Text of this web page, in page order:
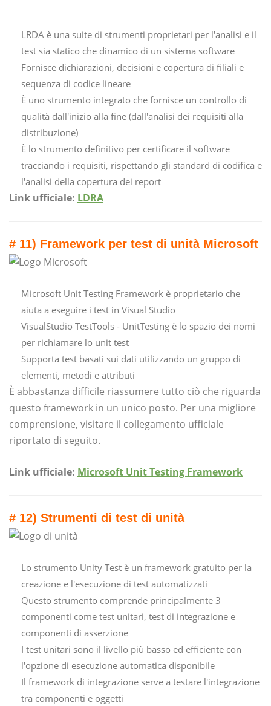
LRDA è una suite di strumenti proprietari per l'analisi e il
test sia statico che dinamico di un sistema software
Fornisce dichiarazioni, decisioni e copertura di filiali e
sequenza di codice lineare
È uno strumento integrato che fornisce un controllo di
qualità dall'inizio alla fine (dall'analisi dei requisiti alla
distribuzione)
È lo strumento definitivo per certificare il software
tracciando i requisiti, rispettando gli standard di codifica e
l'analisi della copertura dei report
Link ufficiale: LDRA
# 11) Framework per test di unità Microsoft
Microsoft Unit Testing Framework è proprietario che
aiuta a eseguire i test in Visual Studio
VisualStudio TestTools - UnitTesting è lo spazio dei nomi
per richiamare lo unit test
Supporta test basati sui dati utilizzando un gruppo di
elementi, metodi e attributi
È abbastanza difficile riassumere tutto ciò che riguarda
questo framework in un unico posto. Per una migliore
comprensione, visitare il collegamento ufficiale
riportato di seguito.
Link ufficiale: Microsoft Unit Testing Framework
# 12) Strumenti di test di unità
Lo strumento Unity Test è un framework gratuito per la
creazione e l'esecuzione di test automatizzati
Questo strumento comprende principalmente 3
componenti come test unitari, test di integrazione e
componenti di asserzione
I test unitari sono il livello più basso ed efficiente con
l'opzione di esecuzione automatica disponibile
Il framework di integrazione serve a testare l'integrazione
tra componenti e oggetti